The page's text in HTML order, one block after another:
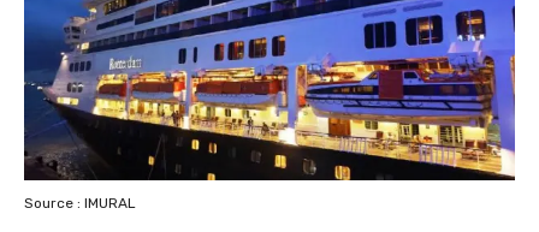
Source : IMURAL